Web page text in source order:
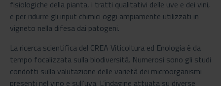
fisiologiche della pianta, i tratti qualitativi delle uve e dei vini,
e per ridurre gli input chimici oggi ampiamente utilizzati in
vigneto nella difesa dai patogeni.
La ricerca scientifica del CREA Viticoltura ed Enologia è da
tempo focalizzata sulla biodiversità. Numerosi sono gli studi
condotti sulla valutazione delle varietà dei microorganismi
presenti nel vino e sull’uva. L’indagine attuata su diverse